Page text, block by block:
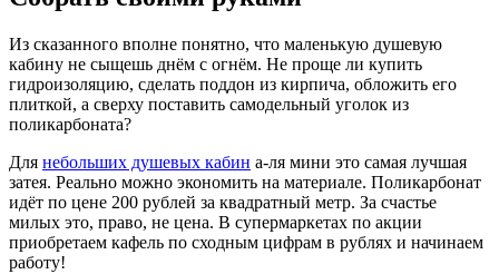
Из сказанного вполне понятно, что маленькую душевую
кабину не сыщешь днём с огнём. Не проще ли купить
гидроизоляцию, сделать поддон из кирпича, обложить его
плиткой, а сверху поставить самодельный уголок из
поликарбоната?
Для небольших душевых кабин а-ля мини это самая лучшая
затея. Реально можно экономить на материале. Поликарбонат
идёт по цене 200 рублей за квадратный метр. За счастье
милых это, право, не цена. В супермаркетах по акции
приобретаем кафель по сходным цифрам в рублях и начинаем
работу!